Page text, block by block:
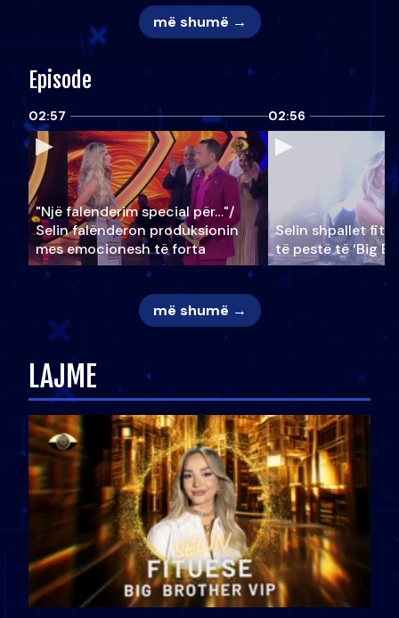
më shumë →
Episode
02:57
"Një falenderim special për…"/
Selin falënderon produksionin
mes emocionesh të forta
02:56
Selin shpallet
të pestë të ‘Big
më shumë →
LAJME